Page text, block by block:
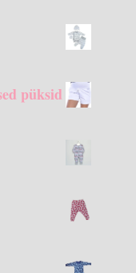
püksid